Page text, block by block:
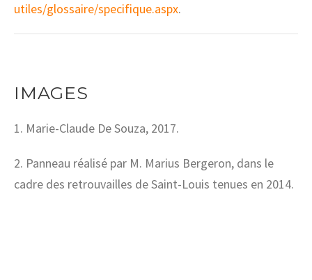
utiles/glossaire/specifique.aspx.
IMAGES
1. Marie-Claude De Souza, 2017.
2. Panneau réalisé par M. Marius Bergeron, dans le
cadre des retrouvailles de Saint-Louis tenues en 2014.